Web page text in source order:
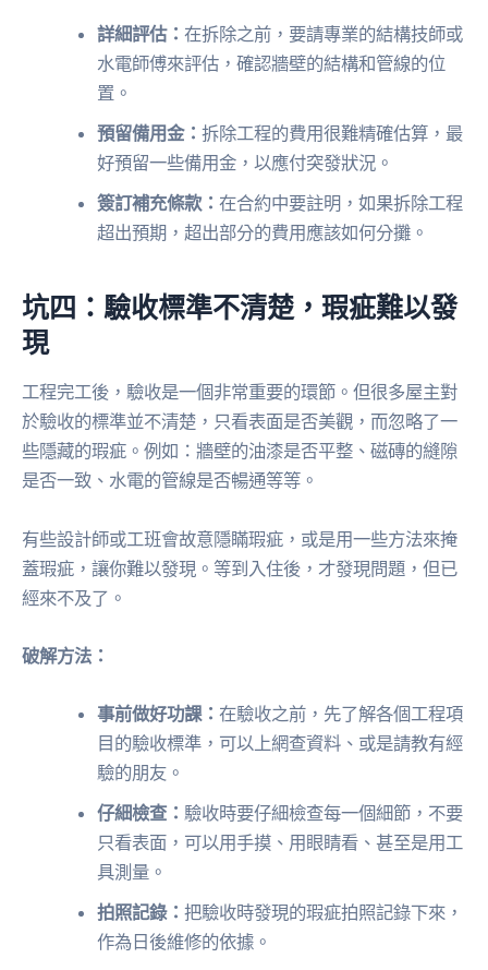
詳細評估：在拆除之前，要請專業的結構技師或
水電師傅來評估，確認牆壁的結構和管線的位
置。
預留備用金：拆除工程的費用很難精確估算，最
好預留一些備用金，以應付突發狀況。
簽訂補充條款：在合約中要註明，如果拆除工程
超出預期，超出部分的費用應該如何分攤。
坑四：驗收標準不清楚，瑕疵難以發
現
工程完工後，驗收是一個非常重要的環節。但很多屋主對
於驗收的標準並不清楚，只看表面是否美觀，而忽略了一
些隱藏的瑕疵。例如：牆壁的油漆是否平整、磁磚的縫隙
是否一致、水電的管線是否暢通等等。
有些設計師或工班會故意隱瞞瑕疵，或是用一些方法來掩
蓋瑕疵，讓你難以發現。等到入住後，才發現問題，但已
經來不及了。
破解方法：
事前做好功課：在驗收之前，先了解各個工程項
目的驗收標準，可以上網查資料、或是請教有經
驗的朋友。
仔細檢查：驗收時要仔細檢查每一個細節，不要
只看表面，可以用手摸、用眼睛看、甚至是用工
具測量。
拍照記錄：把驗收時發現的瑕疵拍照記錄下來，
作為日後維修的依據。